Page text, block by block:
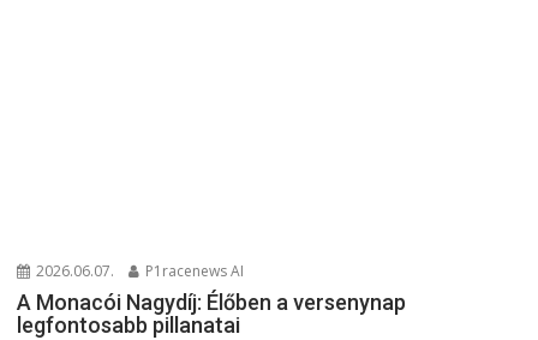
2026.06.07. P1racenews AI
A Monacói Nagydíj: Élőben a versenynap
legfontosabb pillanatai